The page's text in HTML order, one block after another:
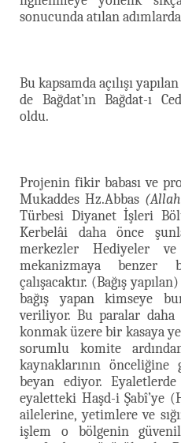
sonucunda atılan
Bu kapsamda açılışı
de Bağdat’ın Bağdat-ı
oldu.
Projenin fikir babası ve
Mukaddes Hz.Abbas
Türbesi Diyanet İşleri
Kerbelâi daha önce
merkezler Hediyeler
mekanizmaya benzer
çalışacaktır. (Bağış
bağış yapan kimseye
veriliyor. Bu paralar
konmak üzere bir kasaya
sorumlu komite
kaynaklarının önceliğine
beyan ediyor.
eyaletteki Haşd-i Şabî’ye
ailelerine, yetimlere ve
işlem o bölgenin